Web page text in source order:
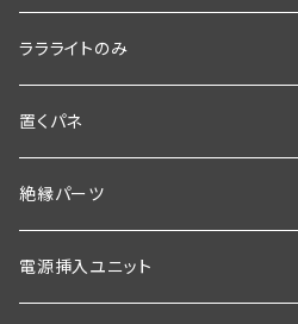
600ｍｍ以下
900ｍｍ以下
1200ｍｍ以下
1200ｍｍ
600ｍｍ以下
900ｍｍ以下
1200ｍｍ以下
900mm
1200ｍｍ
600mm以下
900mm以下
600ｍｍ
900ｍｍ
1200ｍｍ
600ｍｍ以下
ララライトのみ
600ｍｍ
900ｍｍ
1200ｍｍ
置くパネ
棚板幅600×奥行200ｍｍ
棚板幅600×奥行250ｍｍ
絶縁パーツ
シングルタイプ
電源挿入ユニット